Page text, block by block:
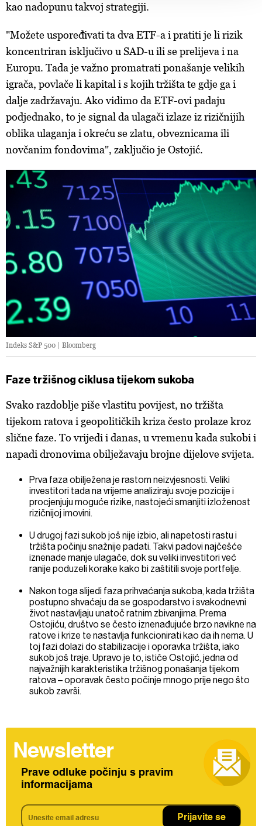
vašim pravima pročitajte u našojPolitici privatnosti
Kolačiće u bilo kojem trenutku možete ponovno ažurirati klikom
na „Prikaži detalje“. Privolu možete u bilo kojem trenutku
povući bez negativnih posljedica.
kao nadopunu takvoj strategiji.
"Možete uspoređivati ta dva ETF-a i pratiti je li rizik
koncentriran isključivo u SAD-u ili se prelijeva i na
Europu. Tada je važno promatrati ponašanje velikih
igrača, povlače li kapital i s kojih tržišta te gdje ga i
dalje zadržavaju. Ako vidimo da ETF-ovi padaju
podjednako, to je signal da ulagači izlaze iz rizičnijih
oblika ulaganja i okreću se zlatu, obveznicama ili
novčanim fondovima", zaključio je Ostojić.
Indeks S&P 500 | Bloomberg
Faze tržišnog ciklusa tijekom sukoba
Svako razdoblje piše vlastitu povijest, no tržišta
tijekom ratova i geopolitičkih kriza često prolaze kroz
slične faze. To vrijedi i danas, u vremenu kada sukobi i
napadi dronovima obilježavaju brojne dijelove svijeta.
Prva faza obilježena je rastom neizvjesnosti. Veliki
investitori tada na vrijeme analiziraju svoje pozicije i
procjenjuju moguće rizike, nastojeći smanjiti izloženost
rizičnijoj imovini.
U drugoj fazi sukob još nije izbio, ali napetosti rastu i
tržišta počinju snažnije padati. Takvi padovi najčešće
iznenade manje ulagače, dok su veliki investitori već
ranije poduzeli korake kako bi zaštitili svoje portfelje.
Nakon toga slijedi faza prihvaćanja sukoba, kada tržišta
postupno shvaćaju da se gospodarstvo i svakodnevni
život nastavljaju unatoč ratnim zbivanjima. Prema
Ostojiću, društvo se često iznenađujuće brzo navikne na
ratove i krize te nastavlja funkcionirati kao da ih nema. U
toj fazi dolazi do stabilizacije i oporavka tržišta, iako
sukob još traje. Upravo je to, ističe Ostojić, jedna od
najvažnijih karakteristika tržišnog ponašanja tijekom
ratova – oporavak često počinje mnogo prije nego što
sukob završi.
Newsletter
Prave odluke počinju s pravim
informacijama
Prijavite se